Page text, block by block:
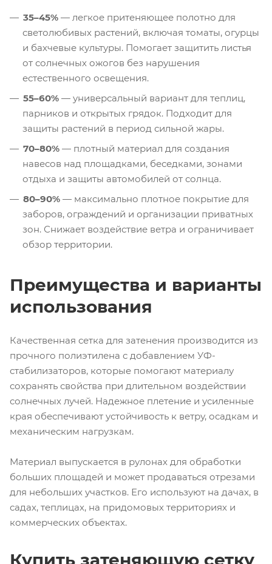
35–45% — легкое притеняющее полотно для
светолюбивых растений, включая томаты, огурцы
и бахчевые культуры. Помогает защитить листья
от солнечных ожогов без нарушения
естественного освещения.
55–60% — универсальный вариант для теплиц,
парников и открытых грядок. Подходит для
защиты растений в период сильной жары.
70–80% — плотный материал для создания
навесов над площадками, беседками, зонами
отдыха и защиты автомобилей от солнца.
80–90% — максимально плотное покрытие для
заборов, ограждений и организации приватных
зон. Снижает воздействие ветра и ограничивает
обзор территории.
Преимущества и варианты
использования
Качественная сетка для затенения производится из
прочного полиэтилена с добавлением УФ-
стабилизаторов, которые помогают материалу
сохранять свойства при длительном воздействии
солнечных лучей. Надежное плетение и усиленные
края обеспечивают устойчивость к ветру, осадкам и
механическим нагрузкам.
Материал выпускается в рулонах для обработки
больших площадей и может продаваться отрезами
для небольших участков. Его используют на дачах, в
садах, теплицах, на придомовых территориях и
коммерческих объектах.
Купить затеняющую сетку